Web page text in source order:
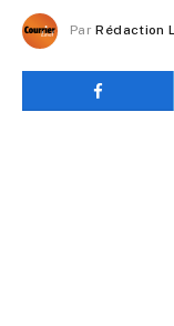
Par Rédaction